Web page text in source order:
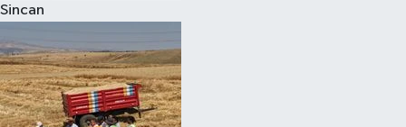
Sincan